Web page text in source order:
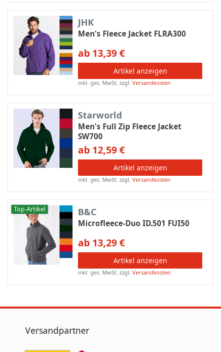
JHK
Men's Fleece Jacket FLRA300
ab 13,39 €
Artikel anzeigen
inkl. ges. MwSt. zzgl.Versandkosten
Starworld
Men's Full Zip Fleece Jacket
SW700
ab 12,59 €
Artikel anzeigen
inkl. ges. MwSt. zzgl.Versandkosten
Top-Artikel B&C
Microfleece-Duo ID.501 FUI50
ab 13,29 €
Artikel anzeigen
inkl. ges. MwSt. zzgl.Versandkosten
Versandpartner